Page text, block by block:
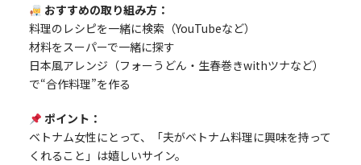
おすすめの取り組み方：
料理のレシピを一緒に検索（YouTubeなど）
材料をスーパーで一緒に探す
日本風アレンジ（フォーうどん・生春巻きwithツナなど）
で“合作料理”を作る
ポイント：
ベトナム女性にとって、「夫がベトナム料理に興味を持って
くれること」は嬉しいサイン。